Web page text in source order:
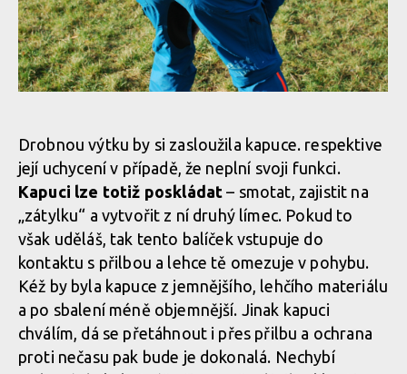
Test: kombinéza Dirtlej Dirtsuit core edition - a neřešíš špatné
počasí
Test: kombinéza Dirtlej Dirtsuit core edition - a neřešíš špatné
počasí
Test: kombinéza Dirtlej Dirtsuit core edition - a neřešíš špatné
počasí
Test: kombinéza Dirtlej Dirtsuit core edition - a neřešíš špatné
počasí
Test: kombinéza Dirtlej Dirtsuit core edition - a neřešíš špatné
počasí
Test: kombinéza Dirtlej Dirtsuit core edition - a neřešíš špatné
počasí
Test: kombinéza Dirtlej Dirtsuit core edition - a neřešíš špatné
počasí
Test: kombinéza Dirtlej Dirtsuit core edition - a neřešíš špatné
počasí
Test: kombinéza Dirtlej Dirtsuit core edition - a neřešíš špatné
počasí
Test: kombinéza Dirtlej Dirtsuit core edition - a neřešíš špatné
počasí
Drobnou výtku by si zasloužila kapuce. respektive
její uchycení v případě, že neplní svoji funkci.
Kapuci lze totiž poskládat – smotat, zajistit na
„zátylku“ a vytvořit z ní druhý límec. Pokud to
však uděláš, tak tento balíček vstupuje do
kontaktu s přilbou a lehce tě omezuje v pohybu.
Kéž by byla kapuce z jemnějšího, lehčího materiálu
a po sbalení méně objemnější. Jinak kapuci
chválím, dá se přetáhnout i přes přilbu a ochrana
proti nečasu pak bude je dokonalá. Nechybí